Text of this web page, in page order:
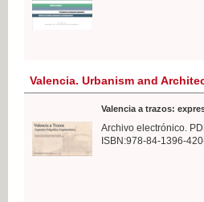
Valencia. Urbanism and
Valencia a trazos:
Archivo electrónico.
ISBN:978-84-1396-